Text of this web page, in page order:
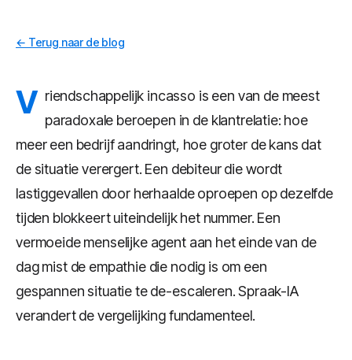
← Terug naar de blog
V riendschappelijk incasso is een van de meest
paradoxale beroepen in de klantrelatie: hoe
meer een bedrijf aandringt, hoe groter de kans dat
de situatie verergert. Een debiteur die wordt
lastiggevallen door herhaalde oproepen op dezelfde
tijden blokkeert uiteindelijk het nummer. Een
vermoeide menselijke agent aan het einde van de
dag mist de empathie die nodig is om een
gespannen situatie te de-escaleren. Spraak-IA
verandert de vergelijking fundamenteel.